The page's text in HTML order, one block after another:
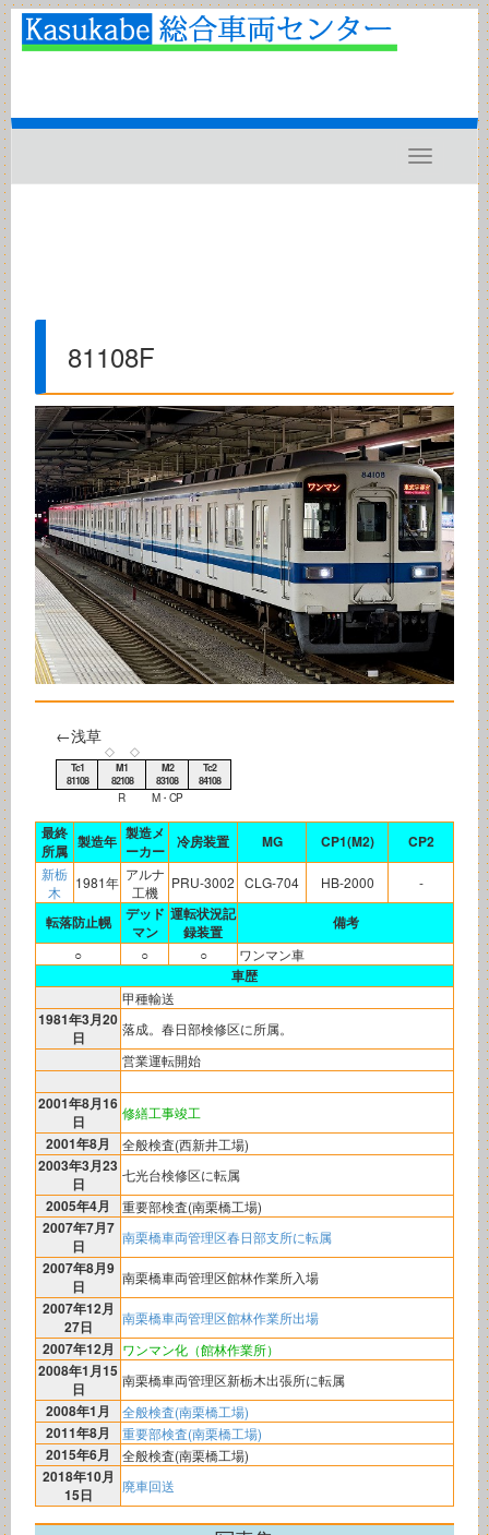
Toggle
navigation
81108F
←浅草
◇ ◇
Tc1
81108
M1
82108
M2
83108
Tc2
84108
R M・CP
最終
所属 製造年 製造メ
ーカー
冷房装置 MG CP1(M2) CP2
新栃
木
1981年 アルナ
工機
PRU-3002 CLG-704 HB-2000 -
転落防止幌
デッド
マン
運転状況記
録装置
備考
○ ○ ○ ワンマン車
車歴
甲種輸送
1981年3月20
日
落成。春日部検修区に所属。
営業運転開始
2001年8月16
日
修繕工事竣工
2001年8月 全般検査(西新井工場)
2003年3月23
日
七光台検修区に転属
2005年4月 重要部検査(南栗橋工場)
2007年7月7
日
南栗橋車両管理区春日部支所に転属
2007年8月9
日
南栗橋車両管理区館林作業所入場
2007年12月
27日
南栗橋車両管理区館林作業所出場
2007年12月 ワンマン化（館林作業所）
2008年1月15
日
南栗橋車両管理区新栃木出張所に転属
2008年1月 全般検査(南栗橋工場)
2011年8月 重要部検査(南栗橋工場)
2015年6月 全般検査(南栗橋工場)
2018年10月
15日
廃車回送